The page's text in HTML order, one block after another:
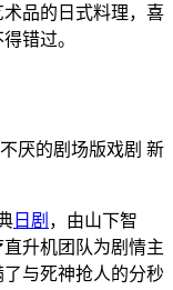
品的日式料理，喜
错过。
日剧 ，由山下智
升机团队为剧情主
与死神抢人的分秒